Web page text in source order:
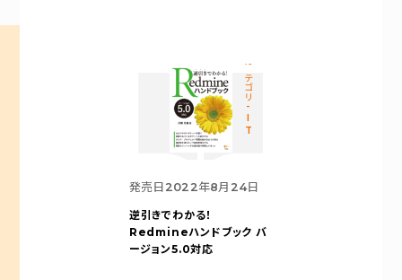
カテゴリ-IT
発売日 2022年8月24日
逆引きでわかる！
Redmineハンドブック バ
ージョン5.0対応